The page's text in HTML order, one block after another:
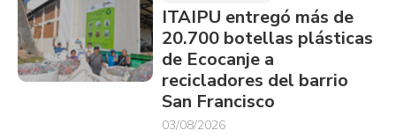
ITAIPU entregó más de
20.700 botellas plásticas
de Ecocanje a
recicladores del barrio
San Francisco
03/08/2026